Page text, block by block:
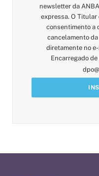
newsletter da
expressa. O Titular
consentimento a
cancelamento
diretamente no
Encarregado